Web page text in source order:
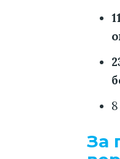
За